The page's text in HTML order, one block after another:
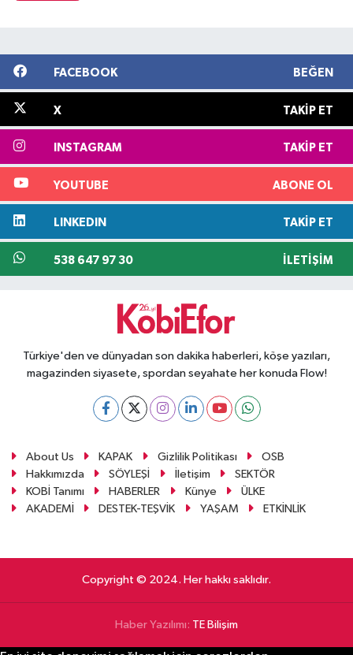
FACEBOOK BEĞEN
X TAKIP ET
INSTAGRAM TAKIP ET
YOUTUBE ABONE OL
LINKEDIN TAKIP ET
538 647 97 30 İLETIŞIM
Türkiye'den ve dünyadan son dakika haberleri, köşe yazıları,
magazinden siyasete, spordan seyahate her konuda Flow!
About Us KAPAK Gizlilik Politikası
OSB
Hakkımızda
SÖYLEŞİ İletişim
SEKTÖR
KOBİ Tanımı
HABERLER Künye
ÜLKE
AKADEMİ
DESTEK-TEŞVİK YAŞAM ETKİNLİK
Copyright © 2024. Her hakkı saklıdır.
Haber Yazılımı: TE Bilişim